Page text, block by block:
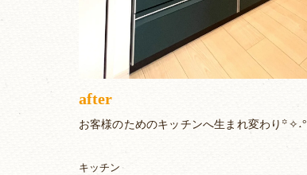
after
お客様のためのキッチンへ生まれ変わり꙳✧˖°
キッチン